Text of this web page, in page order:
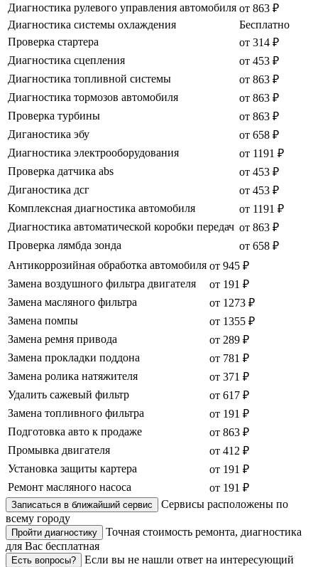
Диагностика рулевого управления автомобиля от 863 ₽
Диагностика системы охлаждения
Бесплатно
Проверка стартера
от 314 ₽
Диагностика сцепления
от 453 ₽
Диагностика топливной системы
от 863 ₽
Диагностика тормозов автомобиля
от 863 ₽
Проверка турбины
от 863 ₽
Диганостика эбу
от 658 ₽
Диагностика электрооборудования
от 1191 ₽
Проверка датчика abs
от 453 ₽
Диганостика дсг
от 453 ₽
Комплексная диагностика автомобиля
от 1191 ₽
Диагностика автоматической коробки передач от 863 ₽
Проверка лямбда зонда
от 658 ₽
Антикоррозийная обработка автомобиля от 945 ₽
Замена воздушного фильтра двигателя
от 191 ₽
Замена масляного фильтра
от 1273 ₽
Замена помпы
от 1355 ₽
Замена ремня привода
от 289 ₽
Замена прокладки поддона
от 781 ₽
Замена ролика натяжителя
от 371 ₽
Удалить сажевый фильтр
от 617 ₽
Замена топливного фильтра
от 191 ₽
Подготовка авто к продаже
от 863 ₽
Промывка двигателя
от 412 ₽
Установка защиты картера
от 191 ₽
Ремонт масляного насоса
от 191 ₽
Записаться в ближайший сервис
Сервисы расположены по
всему городу
Пройти диагностику
Точная стоимость ремонта, диагностика
для Вас бесплатная
Есть вопросы?
Если вы не нашли ответ на интересующий